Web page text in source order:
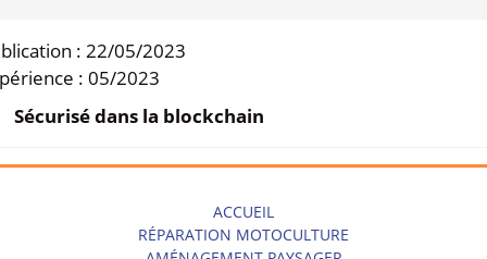
: 22/05/2023
: 05/2023
Sécurisé dans la blockchain
ACCUEIL
RÉPARATION MOTOCULTURE